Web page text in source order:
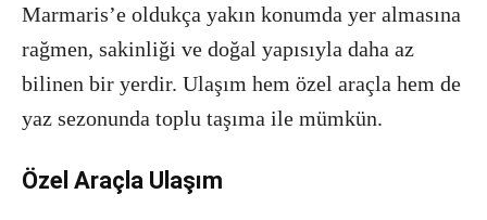
Marmaris’e oldukça yakın konumda yer almasına
rağmen, sakinliği ve doğal yapısıyla daha az
bilinen bir yerdir. Ulaşım hem özel araçla hem de
yaz sezonunda toplu taşıma ile mümkün.
Özel Araçla Ulaşım